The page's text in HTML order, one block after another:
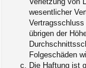
wesentlicher
übrigen der
Folgeschäden
Die Haftung ist